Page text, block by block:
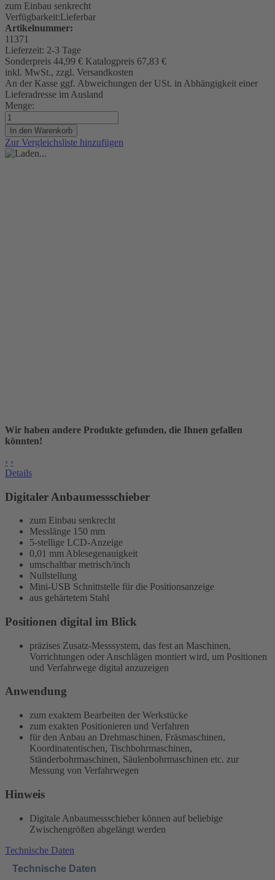
zum Einbau senkrecht
Verfügbarkeit:Lieferbar
Artikelnummer:
11371
Lieferzeit: 2-3 Tage
Sonderpreis 44,99 € Katalogpreis 67,83 €
inkl. MwSt., zzgl. Versandkosten
An der Kasse ggf. Abweichungen der USt. in Abhängigkeit einer
Lieferadresse im Ausland
Menge:
In den Warenkorb
Zur Vergleichsliste hinzufügen
Wir haben andere Produkte gefunden, die Ihnen gefallen
könnten!
‹ ›
Details
Digitaler Anbaumessschieber
zum Einbau senkrecht
Messlänge 150 mm
5-stellige LCD-Anzeige
0,01 mm Ablesegenauigkeit
umschaltbar metrisch/inch
Nullstellung
Mini-USB Schnittstelle für die Positionsanzeige
aus gehärtetem Stahl
Positionen digital im Blick
präzises Zusatz-Messsystem, das fest an Maschinen,
Vorrichtungen oder Anschlägen montiert wird, um Positionen
und Verfahrwege digital anzuzeigen
Anwendung
zum exaktem Bearbeiten der Werkstücke
zum exakten Positionieren und Verfahren
für den Anbau an Drehmaschinen, Fräsmaschinen,
Koordinatentischen, Tischbohrmaschinen,
Ständerbohrmaschinen, Säulenbohrmaschinen etc. zur
Messung von Verfahrwegen
Hinweis
Digitale Anbaumessschieber können auf beliebige
Zwischengrößen abgelängt werden
Technische Daten
Technische Daten